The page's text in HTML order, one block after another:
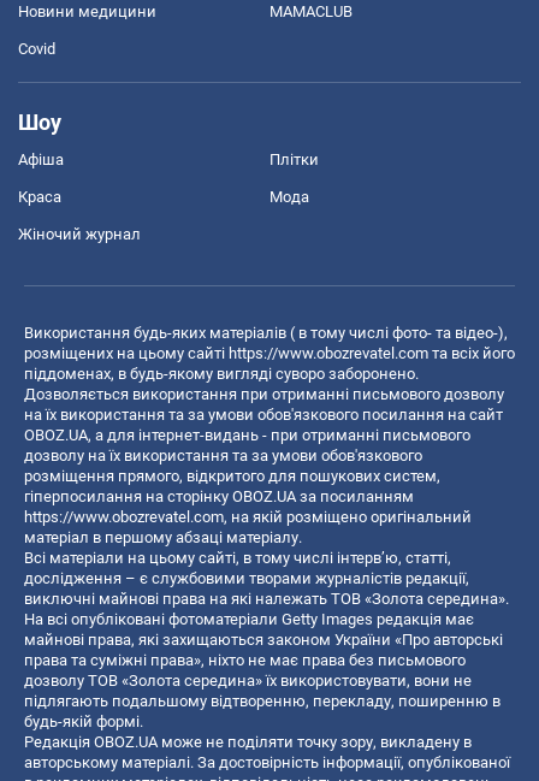
Новини медицини MAMACLUB
Covid
Шоу
Афіша Плітки
Краса Мода
Жіночий журнал
Використання будь-яких матеріалів ( в тому числі фото- та відео-),
розміщених на цьому сайті https://www.obozrevatel.com та всіх його
піддоменах, в будь-якому вигляді суворо заборонено.
Дозволяється використання при отриманні письмового дозволу
на їх використання та за умови обов'язкового посилання на сайт
OBOZ.UA, а для інтернет-видань - при отриманні письмового
дозволу на їх використання та за умови обов'язкового
розміщення прямого, відкритого для пошукових систем,
гіперпосилання на сторінку OBOZ.UA за посиланням
https://www.obozrevatel.com, на якій розміщено оригінальний
матеріал в першому абзаці матеріалу.
Всі матеріали на цьому сайті, в тому числі інтерв’ю, статті,
дослідження – є службовими творами журналістів редакції,
виключні майнові права на які належать ТОВ «Золота середина».
На всі опубліковані фотоматеріали Getty Images редакція має
майнові права, які захищаються законом України «Про авторські
права та суміжні права», ніхто не має права без письмового
дозволу ТОВ «Золота середина» їх використовувати, вони не
підлягають подальшому відтворенню, перекладу, поширенню в
будь-якій формі.
Редакція OBOZ.UA може не поділяти точку зору, викладену в
авторському матеріалі. За достовірність інформації, опублікованої